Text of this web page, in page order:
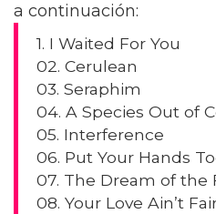
a continuación:
1. I Waited For You
02. Cerulean
03. Seraphim
04. A Species Out of
05. Interference
06. Put Your Hands
07. The Dream of the
08. Your Love Ain’t